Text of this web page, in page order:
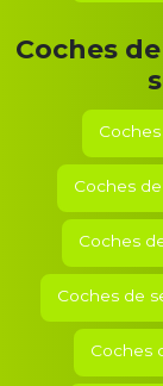
Coches
Coches
Coches
Coches de
Coches